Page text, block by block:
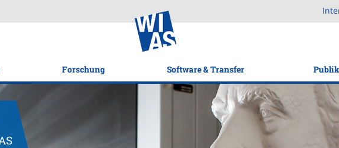
Forschung Software & Transfer